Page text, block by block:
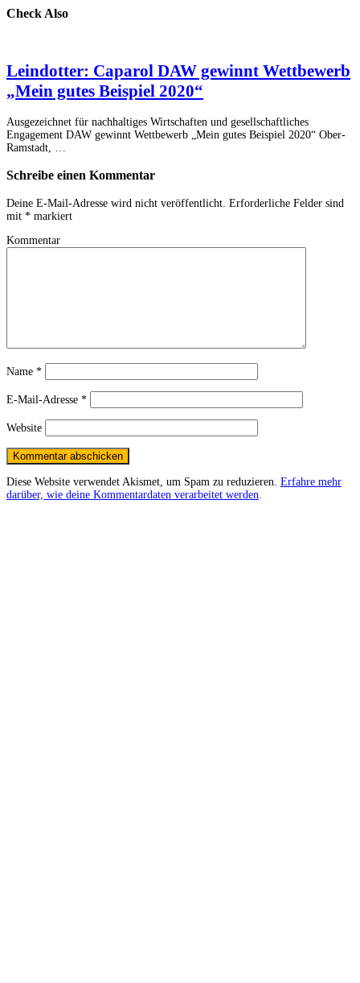
Check Also
Leindotter: Caparol DAW gewinnt Wettbewerb
„Mein gutes Beispiel 2020“
Ausgezeichnet für nachhaltiges Wirtschaften und gesellschaftliches
Engagement DAW gewinnt Wettbewerb „Mein gutes Beispiel 2020“ Ober-
Ramstadt, …
Schreibe einen Kommentar
Deine E-Mail-Adresse wird nicht veröffentlicht. Erforderliche Felder sind
mit * markiert
Kommentar
Name *
E-Mail-Adresse *
Website
Diese Website verwendet Akismet, um Spam zu reduzieren. Erfahre mehr
darüber, wie deine Kommentardaten verarbeitet werden